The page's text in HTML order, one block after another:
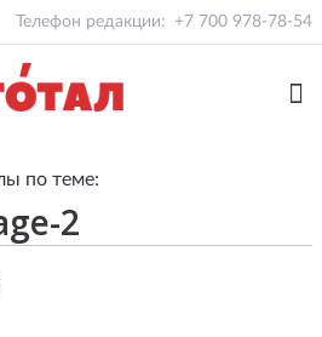
Телефон редакции: +7 700 978-78-54
по теме: